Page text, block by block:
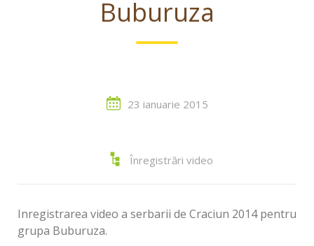
Buburuza
23 ianuarie 2015
Înregistrări video
Inregistrarea video a serbarii de Craciun 2014 pentru
grupa Buburuza.